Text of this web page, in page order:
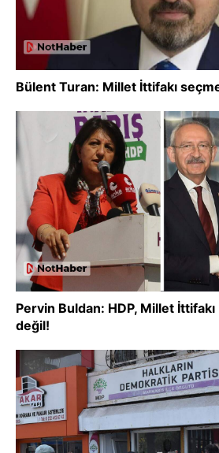
Bülent Turan: Millet İttifakı
Pervin Buldan: HDP, Millet
değil!